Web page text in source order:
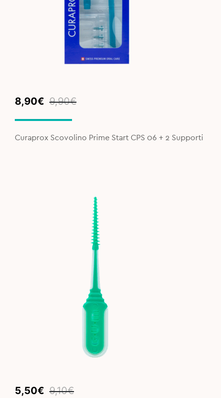
9,90€
Original
was:
9,90€.
8,90€
Current
is:
8,90€.
Curaprox Scovolino Prime Start CPS 06 + 2 Supporti
9,10€
Original
5,50€
Current